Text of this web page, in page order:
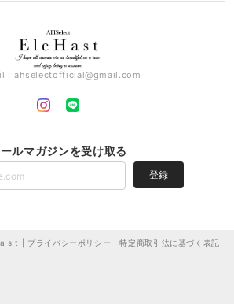
ahselectofficial@gmail.com
ールマガジンを受け取る
登録
s t | プライバシーポリシー |特定商取引法に基づく表記